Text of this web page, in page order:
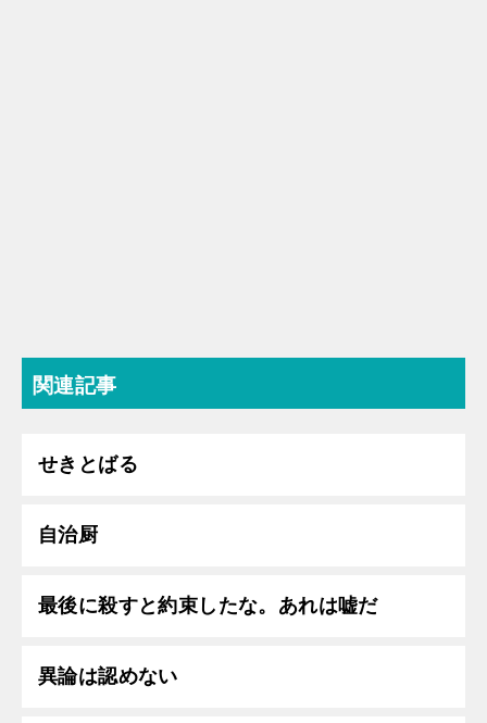
関連記事
せきとばる
自治厨
最後に殺すと約束したな。あれは嘘だ
異論は認めない